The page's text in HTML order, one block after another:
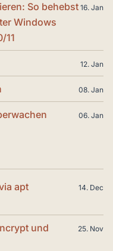
So behebst
Windows
11
16. Jan
12. Jan
08. Jan
06. Jan
apt
14. Dec
und
25. Nov